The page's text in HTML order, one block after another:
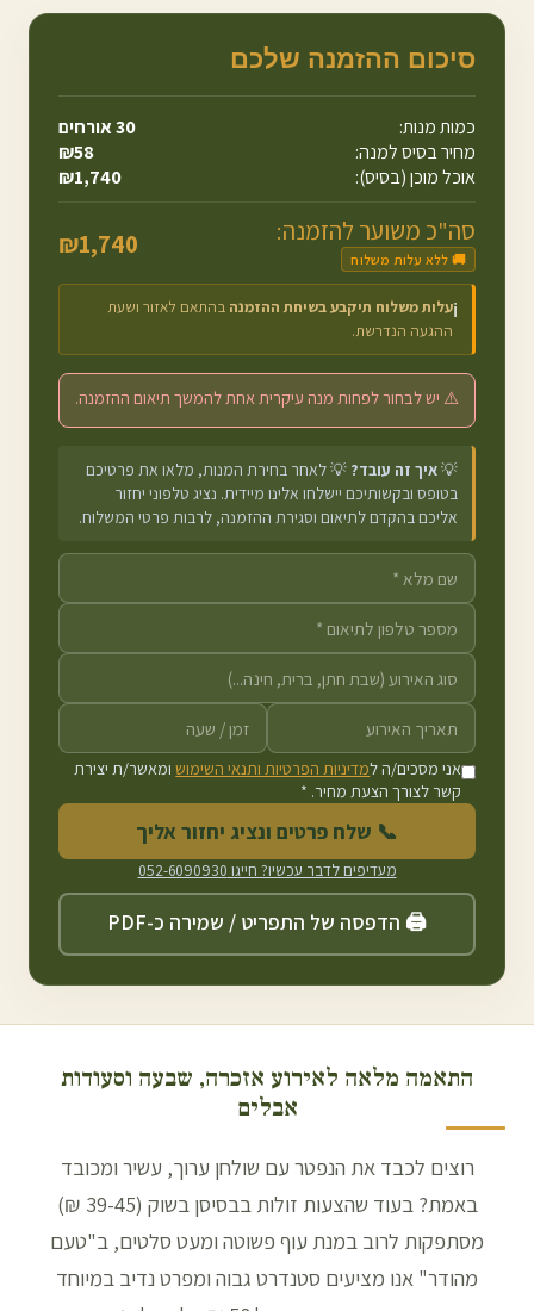
סיכום ההזמנה שלכם
כמות מנות: 30אורחים
מחיר בסיס למנה:
₪58
אוכל מוכן (בסיס):
₪1,740
סה"כ משוער להזמנה:
🚚 ללא עלות משלוח ₪1,740
ℹ️עלות משלוח תיקבע בשיחת ההזמנה בהתאם לאזור ושעת
ההגעה הנדרשת.
⚠️ יש לבחור לפחות מנה עיקרית אחת להמשך תיאום ההזמנה.
💡איך זה עובד? 💡 לאחר בחירת המנות, מלאו את פרטיכם
בטופס ובקשותיכם יישלחו אלינו מיידית. נציג טלפוני יחזור
אליכם בהקדם לתיאום וסגירת ההזמנה, לרבות פרטי המשלוח.
אני מסכים/ה למדיניות הפרטיות ותנאי השימושומאשר/ת יצירת
קשר לצורך הצעת מחיר. *
📞 שלח פרטים ונציג יחזור אליך
מעדיפים לדבר עכשיו? חייגו 052-6090930
🖨️ הדפסה של התפריט / שמירה כ-PDF
התאמה מלאה לאירוע אזכרה, שבעה וסעודות
אבלים
רוצים לכבד את הנפטר עם שולחן ערוך, עשיר ומכובד
באמת? בעוד שהצעות זולות בבסיסן בשוק (39-45 ₪)
מסתפקות לרוב במנת עוף פשוטה ומעט סלטים, ב"טעם
מהודר" אנו מציעים סטנדרט גבוה ומפרט נדיב במיוחד